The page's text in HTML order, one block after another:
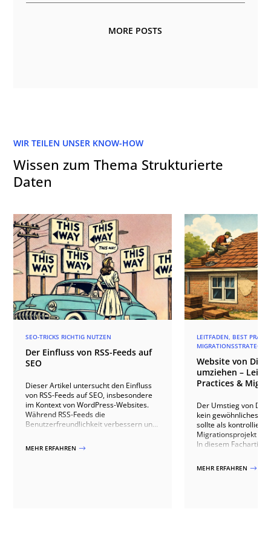
MORE POSTS
WIR TEILEN UNSER KNOW-HOW
Wissen zum Thema Strukturierte
Daten
SEO-TRICKS RICHTIG NUTZEN
Der Einfluss von RSS-Feeds auf
SEO
Dieser Artikel untersucht den Einfluss
von RSS-Feeds auf SEO, insbesondere
im Kontext von WordPress-Websites.
Während RSS-Feeds die
Benutzerfreundlichkeit verbessern und
erhebliche Risiken wie Duplicate
MEHR ERFAHREN $
LEITFADEN, BEST
MIGRATIONSSTRATEGIE
Website von Divi
umziehen –
Practices &
Der Umstieg von Divi
kein gewöhnliches
sollte als
Migrationsprojekt
In diesem Fachartikel
sind, welche Risiken
MEHR ERFAHREN $